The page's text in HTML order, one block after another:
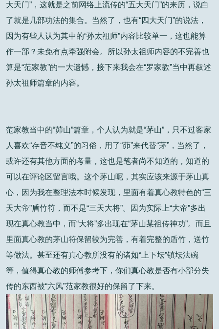
大天门”，这就是之前网络上流传的“五大天门”的来历，说白
了就是几部功法的集合。当然了，也有“四大天门”的说法，
因为有些人认为其中的“孙太祖师”内容比较单一，这也能算
作一部？未免有点牵强附会。所以孙太祖师内容的不完善也
算是“范家教”的一大遗憾，接下来我会在“罗家教”当中再叙述
孙太祖师篇章的内容。
范家教当中的“茆山”篇章，个人认为就是“茅山”，只不过客家
人喜欢“存音不纯义”的习俗，用了“茆”来代替“茅”，当然了，
或许还有其他方面的考量，这也是笔者尚不知道的，知道的
可以在评论区留言哦。这个茅山呢，其实应该来源于茅山真
心，因为我在整理法本时候发现，里面有着真心教特色的“三
天大帝”盾竹符，而不是“三天大将”。因为实际上“大帝”多出
现在真心教当中，而“大将”多出现在“茅山某祖传神功”。而且
里面真心教的茅山符保留较为完善，有着完整的盾竹，送竹
等做法。甚至还有真心教所没有的诸如“上下坛”镇坛法碗
等，值得真心教的师傅参考下，你们真心教是否有小部分失
传的东西被“六风”范家教很好的保留了下来。